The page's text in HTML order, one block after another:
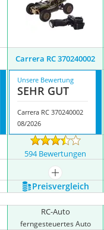
Carrera RC 370240002
Unsere Bewertung
SEHR GUT
Carrera RC 370240002
08/2026
594 Bewertungen
mehr anzeigen
Preis­vergleich
RC-Auto
ferngesteuertes Auto